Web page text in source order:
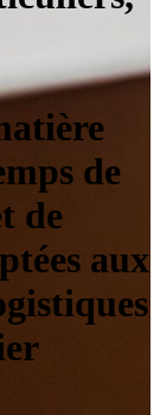
de
de
aux